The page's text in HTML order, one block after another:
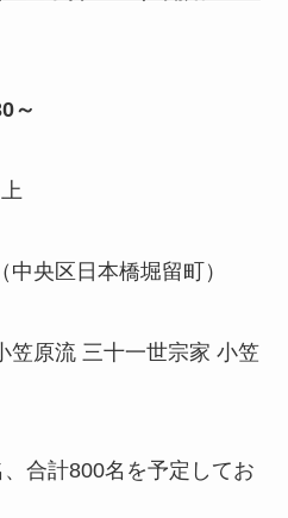
～
上
中央区日本橋堀留町）
笠原流 三十一世宗家 小笠
合計800名を予定してお